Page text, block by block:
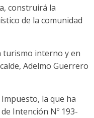
construirá la
de la comunidad
turismo interno y en
Adelmo Guerrero
la que ha
Intención Nº 193-